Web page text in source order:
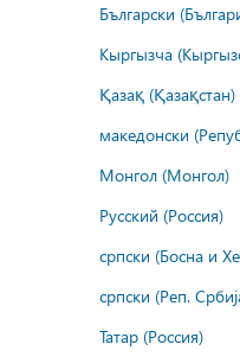
Български
Кыргызча
Қазақ (Қазақстан)
македонски
Монгол (Монгол)
Русский (Россия)
српски (Босна и
српски (Реп.
Татар (Россия)